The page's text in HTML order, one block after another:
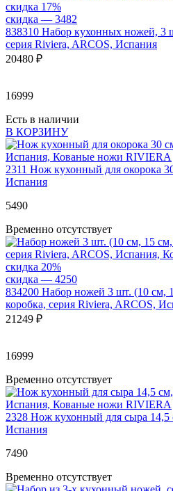
скидка 17%
скидка — 3482
838310 Набор кухонных ножей, 3
серия Riviera, ARCOS, Испания
20480 ₽
16999
Есть в наличии
В КОРЗИНУ
2311 Нож кухонный для окорока
Испания
5490
Временно отсутствует
скидка 20%
скидка — 4250
834200 Набор ножей 3 шт. (10 см,
коробка, серия Riviera, ARCOS,
21 249 ₽
16999
Временно отсутствует
2328 Нож кухонный для сыра 14,5
Испания
7490
Временно отсутствует